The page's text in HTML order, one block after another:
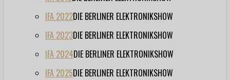
IFA 2022DIE BERLINER ELEKTRONIKSHOW
IFA 2023DIE BERLINER ELEKTRONIKSHOW
IFA 2024DIE BERLINER ELEKTRONIKSHOW
IFA 2025DIE BERLINER ELEKTRONIKSHOW